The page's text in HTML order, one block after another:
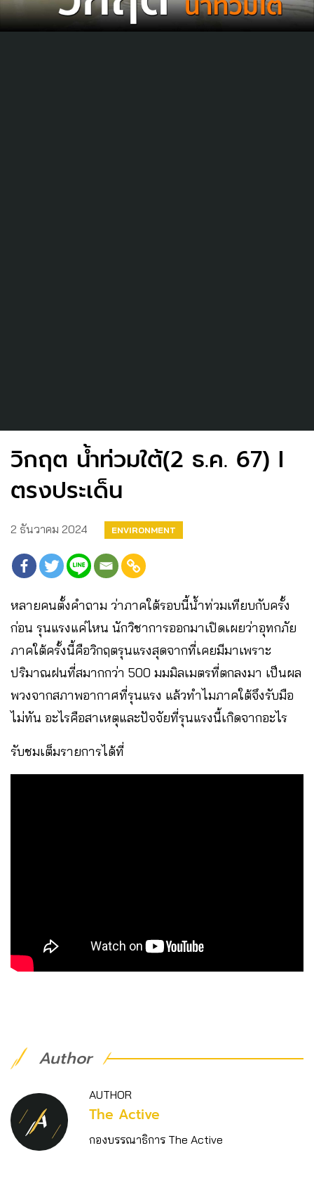
วิกฤต น้ำท่วมใต้(2 ธ.ค. 67) I
ตรงประเด็น
2 ธันวาคม 2024 ENVIRONMENT
หลายคนตั้งคำถาม ว่าภาคใต้รอบนี้น้ำท่วมเทียบกับครั้ง
ก่อน รุนแรงแค่ไหน นักวิชาการออกมาเปิดเผยว่าอุทกภัย
ภาคใต้ครั้งนี้คือวิกฤตรุนแรงสุดจากที่เคยมีมาเพราะ
ปริมาณฝนที่สมากกว่า 500 มมมิลเมตรที่ตกลงมา เป็นผล
พวงจากสภาพอากาศที่รุนแรง แล้วทำไมภาคใต้จึงรับมือ
ไม่ทัน อะไรคือสาเหตุและปัจจัยที่รุนแรงนี้เกิดจากอะไร
รับชมเต็มรายการได้ที่
Author
AUTHOR
The Active
กองบรรณาธิการ The Active